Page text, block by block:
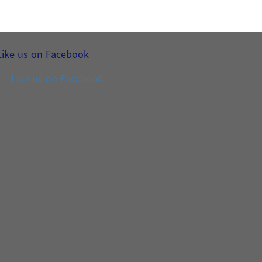
us on Facebook
Like us on Facebook